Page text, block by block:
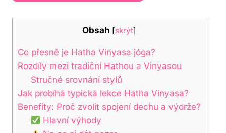
Obsah [skrýt]
Co přesně je Hatha Vinyasa jóga?
Rozdíly mezi tradiční Hathou a Vinyasou
Stručné srovnání stylů
Jak probíhá typická lekce Hatha Vinyasa?
Benefity: Proč zvolit spojení dechu a výdrže?
Hlavní výhody